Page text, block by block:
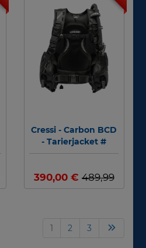
Cressi - Carbon BCD
- Tarierjacket #
390,00 €489,99
€
1 2 3